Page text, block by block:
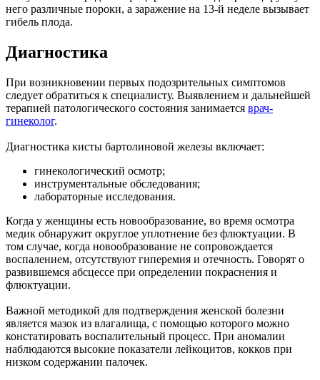
него различные пороки, а заражение на 13-й неделе вызывает
гибель плода.
Диагностика
При возникновении первых подозрительных симптомов
следует обратиться к специалисту. Выявлением и дальнейшей
терапией патологического состояния занимается врач-
гинеколог.
Диагностика кисты бартолиновой железы включает:
гинекологический осмотр;
инструментальные обследования;
лабораторные исследования.
Когда у женщины есть новообразование, во время осмотра
медик обнаружит округлое уплотнение без флюктуации. В
том случае, когда новообразование не сопровождается
воспалением, отсутствуют гиперемия и отечность. Говорят о
развившемся абсцессе при определении покраснения и
флюктуации.
Важной методикой для подтверждения женской болезни
является мазок из влагалища, с помощью которого можно
констатировать воспалительный процесс. При аномалии
наблюдаются высокие показатели лейкоцитов, кокков при
низком содержании палочек.